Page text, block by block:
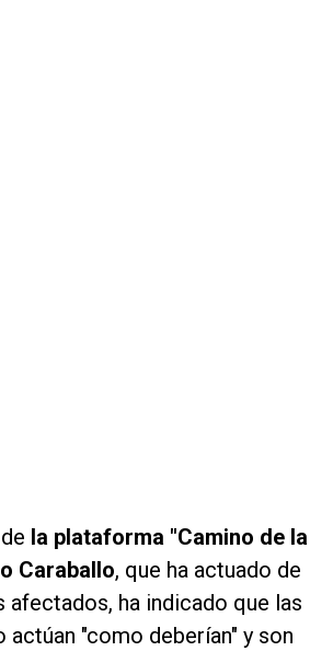
la plataforma "Camino de la
Caraballo, que ha actuado de
ha indicado que las
actúan "como deberían" y son